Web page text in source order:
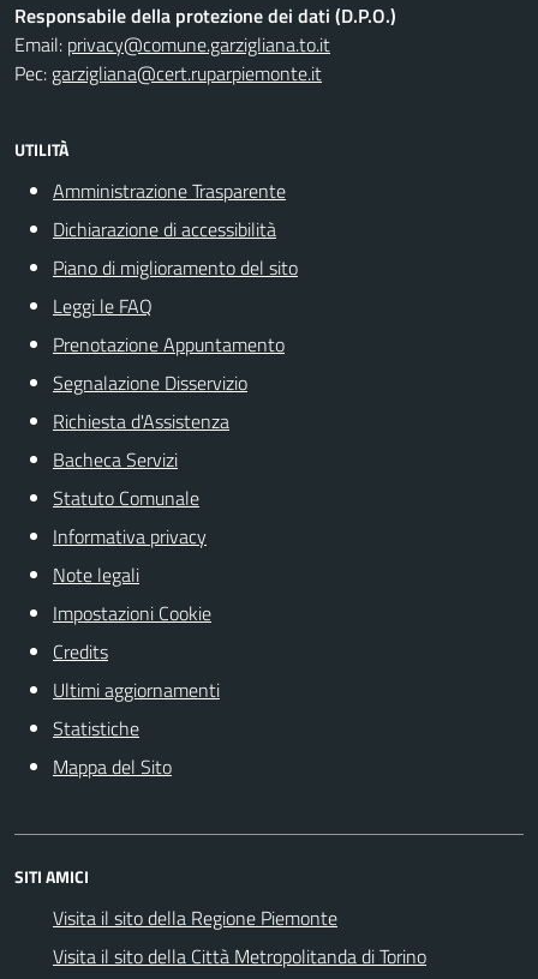
Responsabile della protezione dei dati (D.P.O.)
Email: privacy@comune.garzigliana.to.it
Pec: garzigliana@cert.ruparpiemonte.it
UTILITÀ
Amministrazione Trasparente
Dichiarazione di accessibilità
Piano di miglioramento del sito
Leggi le FAQ
Prenotazione Appuntamento
Segnalazione Disservizio
Richiesta d'Assistenza
Bacheca Servizi
Statuto Comunale
Informativa privacy
Note legali
Impostazioni Cookie
Credits
Ultimi aggiornamenti
Statistiche
Mappa del Sito
SITI AMICI
Visita il sito della Regione Piemonte
Visita il sito della Città Metropolitanda di Torino